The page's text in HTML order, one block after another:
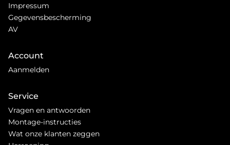
Impressum
Gegevensbescherming
AV
Account
Aanmelden
Service
Vragen en antwoorden
Montage-instructies
Wat onze klanten zeggen